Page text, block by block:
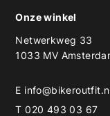
Onze winkel
Netwerkweg 33
1033 MV
E
T 020 493 03 67